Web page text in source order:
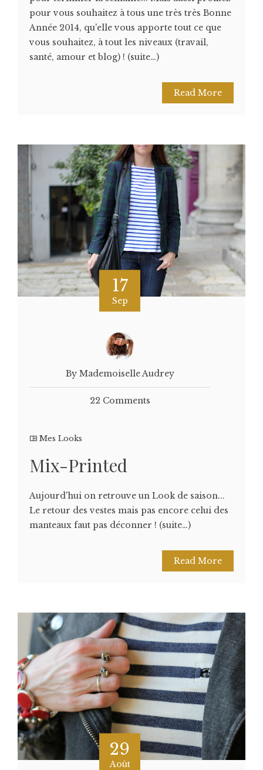
pour vous souhaitez à tous une très très Bonne
Année 2014, qu'elle vous apporte tout ce que
vous souhaitez, à tout les niveaux (travail,
santé, amour et blog) ! (suite…)
Read More
17
Sep
By Mademoiselle Audrey
22 Comments
Mes Looks
Mix-Printed
Aujourd'hui on retrouve un Look de saison...
Le retour des vestes mais pas encore celui des
manteaux faut pas déconner ! (suite…)
Read More
29
Août